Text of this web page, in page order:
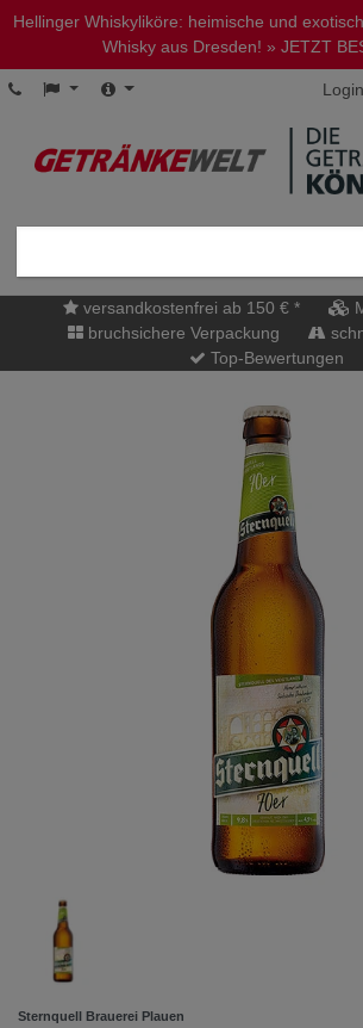
Hellinger Whiskyliköre: heimische und
Whisky aus Dresden! » JETZT
Login
versandkostenfrei ab 150 € *
bruchsichere Verpackung
Top-Bewertungen
Sternquell Brauerei Plauen